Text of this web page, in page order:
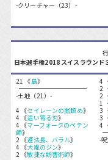
-クリーチャー（23）-
日本選手権2018 スイスラウン
21 《島》
-土地（21）-
4 《セイレーンの嵐鎮め》
4 《這い寄る刃》
4 《マーフォークのペテン
師》
2 《遵法長、バラル》
4 《大嵐のジン》
2 《敏捷な妨害術師》
4
2
2
1
3
3
4
-